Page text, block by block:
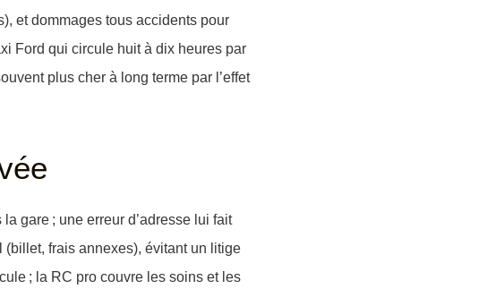
etdommages tous accidents pour
Ford qui circule huit à dix heures par
plus cher à long terme par l’effet
gare ; une erreur d’adresse lui fait
(billet, frais annexes), évitant un litige
; la RC pro couvre les soins et les